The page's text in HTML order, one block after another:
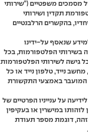
מסמכים משפטיים ("שירותי
תקדין ושירותי
בהקשרים הרלבנטיים
שנאסף על-ידינו
הפלטפורמות, בכל
גישה לשירותי הפלטפורמות
נייד, טלפון נייד או כל
המועבר באמצעי התקשורת
על ענייניו הפרטיים של
לזהותו במישרין או בעקיפין
דוגמת מספר תעודת